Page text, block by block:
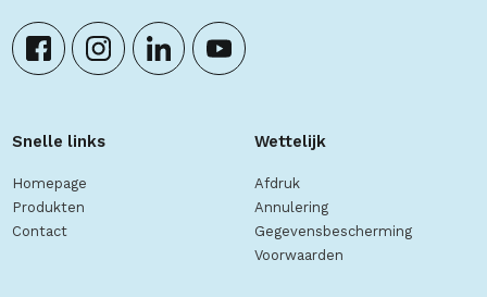
Snelle links
Homepage
Produkten
Contact
Wettelijk
Afdruk
Annulering
Gegevensbescherming
Voorwaarden